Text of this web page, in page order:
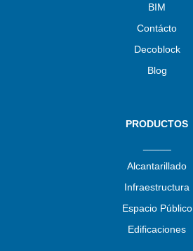
BIM
Contácto
Decoblock
Blog
PRODUCTOS
Alcantarillado
Infraestructura
Espacio Público
Edificaciones